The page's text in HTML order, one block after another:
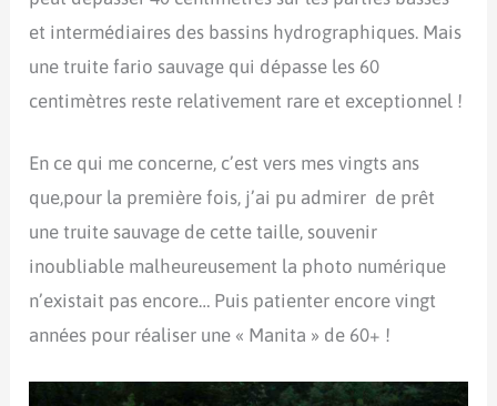
et intermédiaires des bassins hydrographiques. Mais
une truite fario sauvage qui dépasse les 60
centimètres reste relativement rare et exceptionnel !
En ce qui me concerne, c’est vers mes vingts ans
que,pour la première fois, j’ai pu admirer de prêt
une truite sauvage de cette taille, souvenir
inoubliable malheureusement la photo numérique
n’existait pas encore… Puis patienter encore vingt
années pour réaliser une « Manita » de 60+ !